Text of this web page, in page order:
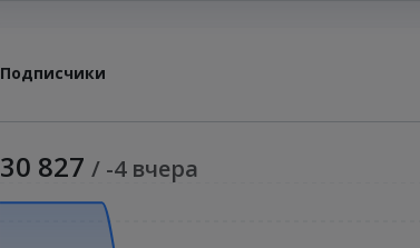
Подписчики
30 827 / -4 вчера